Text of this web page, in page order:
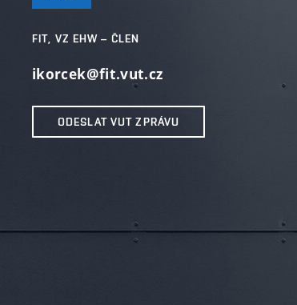
FIT, VZ EHW – ČLEN
ikorcek@fit.vut.cz
ODESLAT VUT ZPRÁVU